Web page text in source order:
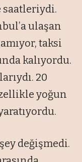
saatleriydi.
ulaşan
taksi
kalıyordu.
20
yoğun
değişmedi.